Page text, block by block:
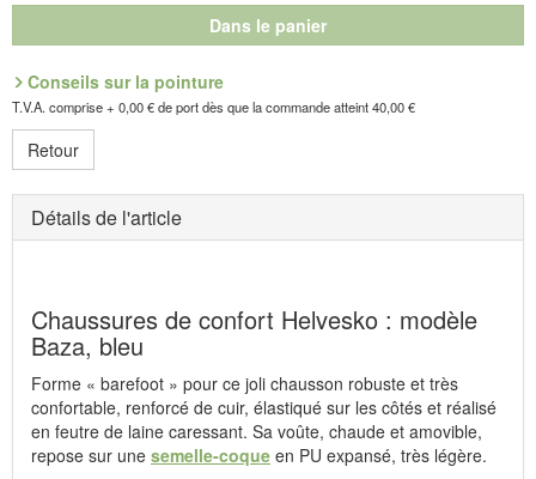
Découvrez les chaussures les plus confortables de votre vie !
Fabricant : idéalsko S.A.R.L., Rue de l'Industrie, F-67160
Wissembourg, E-mail : service@idealsko.fr
Dans le panier
Conseils sur la pointure
T.V.A. comprise + 0,00 € de port dès que la commande atteint 40,00 €
Retour
Détails de l'article
Chaussures de confort Helvesko : modèle
Baza, bleu
Forme « barefoot » pour ce joli chausson robuste et très
confortable, renforcé de cuir, élastiqué sur les côtés et réalisé
en feutre de laine caressant. Sa voûte, chaude et amovible,
repose sur une semelle-coque en PU expansé, très légère.